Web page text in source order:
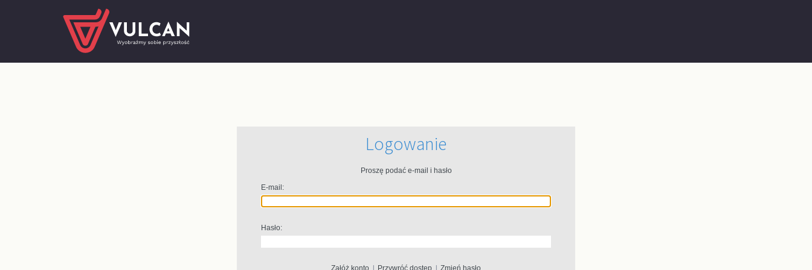
Logowanie
Proszę podać e-mail i hasło
E-mail:
Hasło:
Załóż konto Przywróć dostęp Zmień hasło